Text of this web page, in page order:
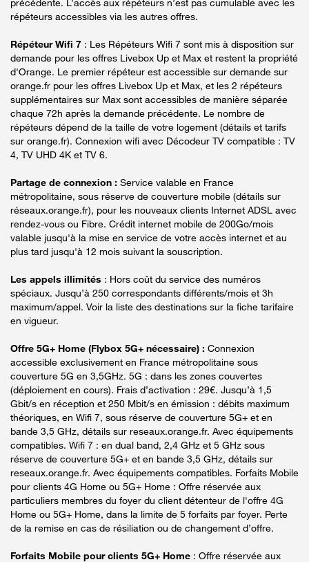
répéteurs accessibles via les autres offres.
Répéteur Wifi 7 : Les Répéteurs Wifi 7 sont mis à disposition sur
demande pour les offres Livebox Up et Max et restent la propriété
d'Orange. Le premier répéteur est accessible sur demande sur
orange.fr pour les offres Livebox Up et Max, et les 2 répéteurs
supplémentaires sur Max sont accessibles de manière séparée
chaque 72h après la demande précédente. Le nombre de
répéteurs dépend de la taille de votre logement (détails et tarifs
sur orange.fr). Connexion wifi avec Décodeur TV compatible : TV
4, TV UHD 4K et TV 6.
Partage de connexion : Service valable en France
métropolitaine, sous réserve de couverture mobile (détails sur
réseaux.orange.fr), pour les nouveaux clients Internet ADSL avec
rendez-vous ou Fibre. Crédit internet mobile de 200Go/mois
valable jusqu'à la mise en service de votre accès internet et au
plus tard jusqu'à 12 mois suivant la souscription.
Les appels illimités : Hors coût du service des numéros
spéciaux. Jusqu’à 250 correspondants différents/mois et 3h
maximum/appel. Voir la liste des destinations sur la fiche tarifaire
en vigueur.
Offre 5G+ Home (Flybox 5G+ nécessaire) : Connexion
accessible exclusivement en France métropolitaine sous
couverture 5G en 3,5GHz. 5G : dans les zones couvertes
(déploiement en cours). Frais d’activation : 29€. Jusqu’à 1,5
Gbit/s en réception et 250 Mbit/s en émission : débits maximum
théoriques, en Wifi 7, sous réserve de couverture 5G+ et en
bande 3,5 GHz, détails sur reseaux.orange.fr. Avec équipements
compatibles. Wifi 7 : en dual band, 2,4 GHz et 5 GHz sous
réserve de couverture 5G+ et en bande 3,5 GHz, détails sur
reseaux.orange.fr. Avec équipements compatibles. Forfaits Mobile
pour clients 4G Home ou 5G+ Home : Offre réservée aux
particuliers membres du foyer du client détenteur de l'offre 4G
Home ou 5G+ Home, dans la limite de 5 forfaits par foyer. Perte
de la remise en cas de résiliation ou de changement d’offre.
Forfaits Mobile pour clients 5G+ Home : Offre réservée aux